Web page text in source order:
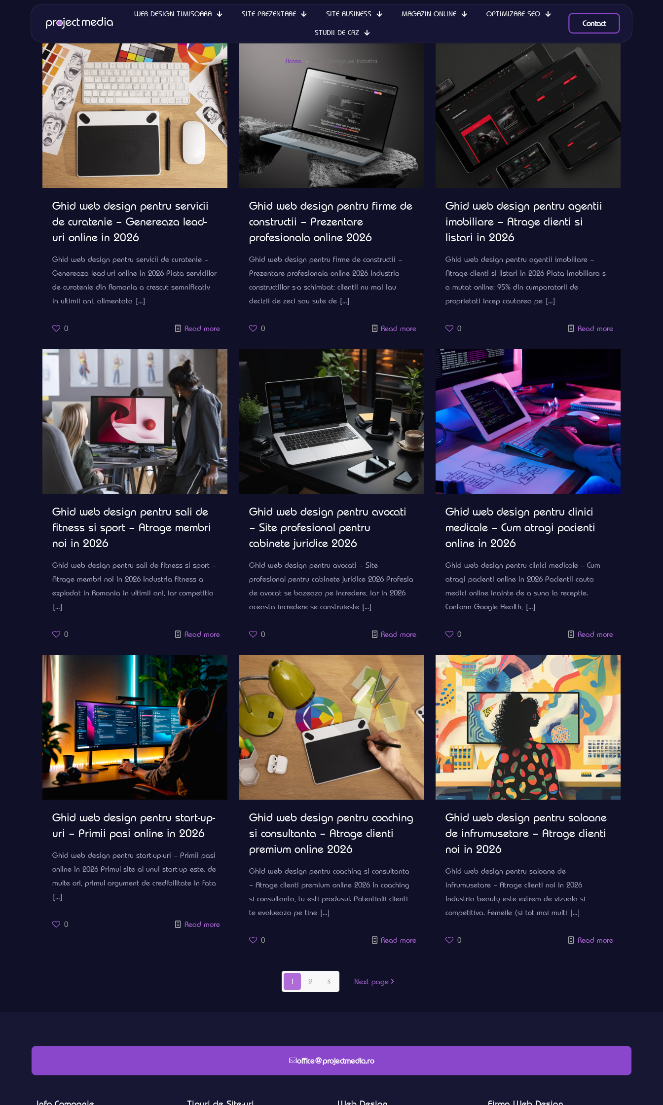
WEB DESIGN TIMISOARA SITE PREZENTARE SITE BUSINESS MAGAZIN ONLINE OPTIMIZARE SEO
STUDII DE CAZ
Contact
Acasa › Web Design pe Industrii
Tags Authors Show all
Ghid web design pentru servicii
de curatenie – Genereaza lead-
uri online in 2026
Ghid web design pentru servicii de curatenie –
Genereaza lead-uri online in 2026 Piata serviciilor
de curatenie din Romania a crescut semnificativ
in ultimii ani, alimentata […]
0 Read more
Ghid web design pentru firme de
constructii – Prezentare
profesionala online 2026
Ghid web design pentru firme de constructii –
Prezentare profesionala online 2026 Industria
constructiilor s-a schimbat: clientii nu mai iau
decizii de zeci sau sute de[…]
0 Read more
Ghid web design pentru agentii
imobiliare – Atrage clienti si
listari in 2026
Ghid web design pentru agentii imobiliare –
Atrage clienti si listari in 2026 Piata imobiliara s-
a mutat online: 95% din cumparatorii de
proprietati incep cautarea pe […]
0 Read more
Ghid web design pentru sali de
fitness si sport – Atrage membri
noi in 2026
Ghid web design pentru sali de fitness si sport –
Atrage membri noi in 2026 Industria fitness a
explodat in Romania in ultimii ani, iar competitia
[…]
0 Read more
Ghid web design pentru avocati
– Site profesional pentru
cabinete juridice 2026
Ghid web design pentru avocati – Site
profesional pentru cabinete juridice 2026 Profesia
de avocat se bazeaza pe incredere, iar in 2026
aceasta incredere se construieste[…]
0 Read more
Ghid web design pentru clinici
medicale – Cum atragi pacienti
online in 2026
Ghid web design pentru clinici medicale – Cum
atragi pacienti online in 2026 Pacientii cauta
medici online inainte de a suna la receptie.
Conform Google Health, […]
0 Read more
Ghid web design pentru start-up-
uri – Primii pasi online in 2026
Ghid web design pentru start-up-uri – Primii pasi
online in 2026 Primul site al unui start-up este, de
multe ori, primul argument de credibilitate in fata
[…]
0 Read more
Ghid web design pentru coaching
si consultanta – Atrage clienti
premium online 2026
Ghid web design pentru coaching si consultanta
– Atrage clienti premium online 2026 In coaching
si consultanta, tu esti produsul. Potentialii clienti
te evalueaza pe tine[…]
0 Read more
Ghid web design pentru saloane
de infrumusetare – Atrage clienti
noi in 2026
Ghid web design pentru saloane de
infrumusetare – Atrage clienti noi in 2026
Industria beauty este extrem de vizuala si
competitiva. Femeile (si tot mai multi […]
0 Read more
1 2 3 Next page
office@projectmedia.ro